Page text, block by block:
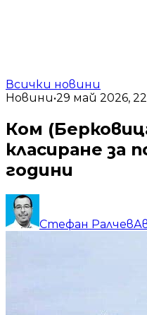
Всички новини
Новини•29 май 2026,
Ком
класиране за
години
Стефан Ралчев